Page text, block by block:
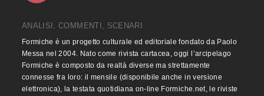
ANALISI, COMMENTI, SCENARI
Formiche è un progetto culturale ed editoriale fondato da Paolo
Messa nel 2004. Nato come rivista cartacea, oggi l’arcipelago
Formiche è composto da realtà diverse ma strettamente
connesse fra loro: il mensile (disponibile anche in versione
elettronica), la testata quotidiana on-line Formiche.net, le riviste